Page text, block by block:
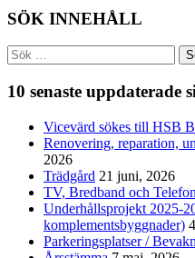
SÖK INNEHÅLL
Sök
efter:
10 senaste uppdaterade
Vicevärd sökes till HSB
Renovering, reparation,
2026
Trädgård 21 juni, 2026
TV, Bredband och
Underhållsprojekt 2025-
komplementsbyggnader)
Parkeringsplatser /